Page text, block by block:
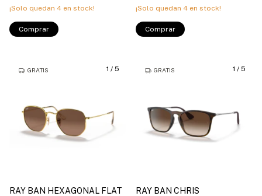
¡Solo quedan 4 en stock!
Comprar
¡Solo quedan 4 en stock!
Comprar
1 / 5
GRATIS
RAY BAN HEXAGONAL FLAT
1 / 5
GRATIS
RAY BAN CHRIS